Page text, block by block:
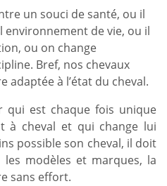
un souci de santé, ou il
environnement de vie, ou il
ou on change
Bref, nos chevaux
adaptée à l’état du cheval.
qui est chaque fois unique
à cheval et qui change lui
possible son cheval, il doit
modèles et marques, la
sans effort.